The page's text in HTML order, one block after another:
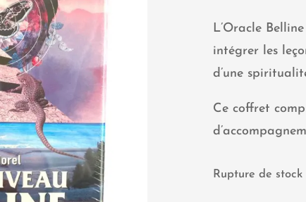
L’Oracle
intégrer les
d’une
Ce coffret
Rupture de stock